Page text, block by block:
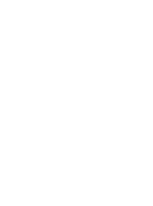
eine
Höhe von 100,00 €
Konto des
- zu
Kaution von
entsprechender
Höhe von 200,00 €
- unter